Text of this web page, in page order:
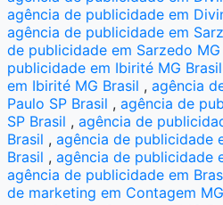
agência de publicidade em
agência de publicidade em
de publicidade em Sarzedo MG
publicidade em Ibirité MG Brasil
em Ibirité MG Brasil ,agência
Paulo SP Brasil ,agência de
SP Brasil ,agência de
Brasil ,agência de publicidade
Brasil ,agência de publicidade
agência de publicidade em
de marketing em Contagem